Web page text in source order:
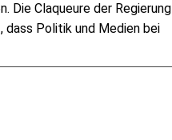
Die Claqueure der Regierung
dass Politik und Medien bei